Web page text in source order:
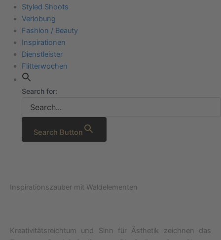
Styled Shoots
Verlobung
Fashion / Beauty
Inspirationen
Dienstleister
Flitterwochen
Search for:
Search Button
Inspirationszauber mit Waldelementen
Kreativitätsreichtum und Sinn für Ästhetik zeichnen das